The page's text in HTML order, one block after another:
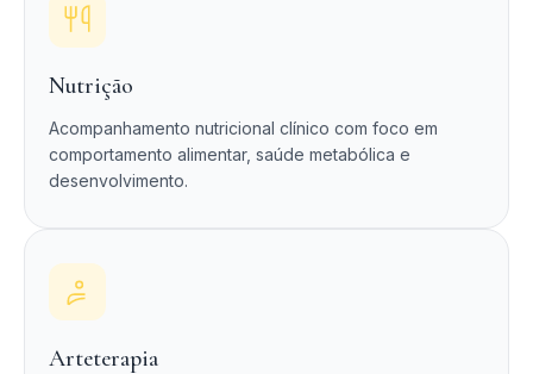
Nutrição
Acompanhamento nutricional clínico com foco em
comportamento alimentar, saúde metabólica e
desenvolvimento.
Arteterapia